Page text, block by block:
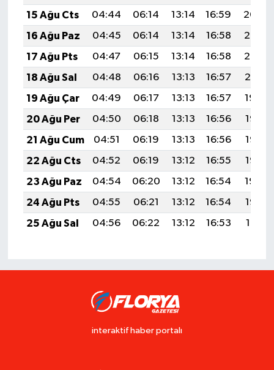
15 Ağu Cts
04:44 06:14 13:14 16:59
20:04
16 Ağu Paz
04:45 06:14 13:14 16:58
20:03
17 Ağu Pts
04:47 06:15 13:14 16:58
20:02
18 Ağu Sal
04:48 06:16 13:13 16:57
20:01
19 Ağu Çar
04:49 06:17 13:13 16:57
19:59
20 Ağu Per
04:50 06:18 13:13 16:56
19:58
21 Ağu Cum
04:51 06:19 13:13 16:56
19:57
22 Ağu Cts
04:52 06:19 13:12 16:55
19:55
23 Ağu Paz
04:54 06:20 13:12 16:54
19:54
24 Ağu Pts
04:55 06:21 13:12 16:54
19:53
25 Ağu Sal
04:56 06:22 13:12 16:53 19:51
interaktif haber portalı